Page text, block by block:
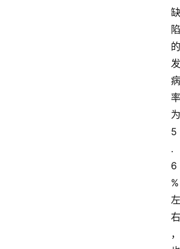
缺
陷
的
发
病
率
为
5
.
6
%
左
右
，